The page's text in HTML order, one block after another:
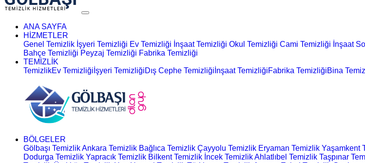
ANA SAYFA
HİZMETLER
Genel Temizlik İşyeri Temizliği Ev Temizliği İnşaat Temizliği Okul Temizliği Cami Temizliği İnşaat
Bahçe Temizliği Peyzaj Temizliği Fabrika Temizliği
TEMİZLİK
TemizlikEv Temizliği İşyeri TemizliğiDış Cephe Temizliği İnşaat TemizliğiFabrika TemizliğiBina
BÖLGELER
Gölbaşı TemizlikAnkara Temizlik Bağlıca Temizlik Çayyolu Temizlik Eryaman Temizlik Yaşamkent
Dodurga Temizlik Yapracık Temizlik Bilkent Temizlik İncek TemizlikAhlatlıbel Temizlik Taşpınar